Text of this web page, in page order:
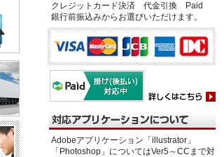
クレジットカード決済 代金引換 Paid
銀行前振込みからお選びいただけます。
Adobeアプリケーション「illustrator」
「Photoshop」についてはVer5～CCまで対